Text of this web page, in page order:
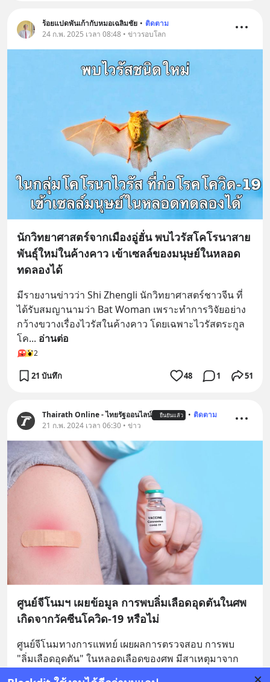
ร้อยแปดพันเก้ากับหมอเฉลิมชัย • ติดตาม
24 ก.พ. 2025 เวลา 08:48 • ข่าวรอบโลก
นักวิทยาศาสตร์จากเมืองอู่ฮั่น พบไวรัสโคโรนาสาย
พันธุ์ใหม่ในค้างคาว เข้าเซลล์ของมนุษย์ในหลอด
ทดลองได้
มีรายงานข่าวว่า Shi Zhengli นักวิทยาศาสตร์ชาวจีน ที่
ได้รับสมญานามว่า Bat Woman เพราะทำการวิจัยอย่าง
กว้างขวางเรื่องไวรัสในค้างคาว โดยเฉพาะไวรัสตระกูล
โค... อ่านต่อ
2
21 บันทึก 48 1 51
Thairath Online - ไทยรัฐออนไลน์ ยืนยันแล้ว • ติดตาม
21 ก.พ. 2024 เวลา 06:30 • ข่าว
ศูนย์จีโนมฯ เผยข้อมูล การพบลิ่มเลือดอุดตันในศพ
เกิดจากวัคซีนโควิด-19 หรือไม่
ศูนย์จีโนมทางการแพทย์ เผยผลการตรวจสอบ การพบ
"ลิ่มเลือดอุดตัน" ในหลอดเลือดของศพ มีสาเหตุมาจาก